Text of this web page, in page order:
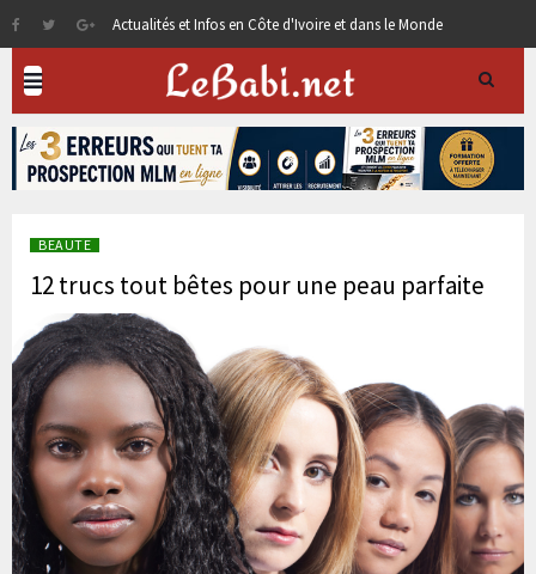
Actualités et Infos en Côte d'Ivoire et dans le Monde
BEAUTE
12 trucs tout bêtes pour une peau parfaite